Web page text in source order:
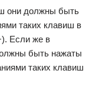
они должны быть
таких клавиш в
Если же в
быть нажаты
таких клавиш